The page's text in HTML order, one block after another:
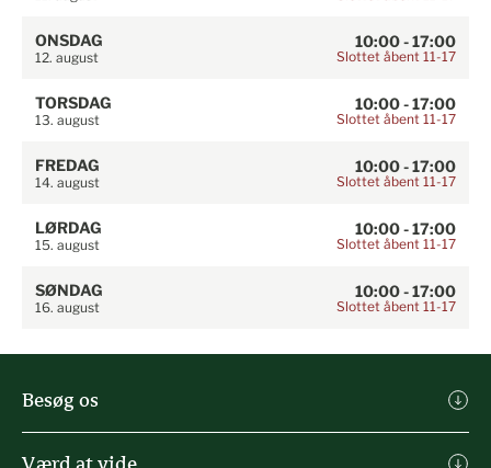
ONSDAG
12. august
10:00 - 17:00
Slottet åbent 11-17
TORSDAG
13. august
10:00 - 17:00
Slottet åbent 11-17
FREDAG
14. august
10:00 - 17:00
Slottet åbent 11-17
LØRDAG
15. august
10:00 - 17:00
Slottet åbent 11-17
SØNDAG
16. august
10:00 - 17:00
Slottet åbent 11-17
Besøg os
Værd at vide